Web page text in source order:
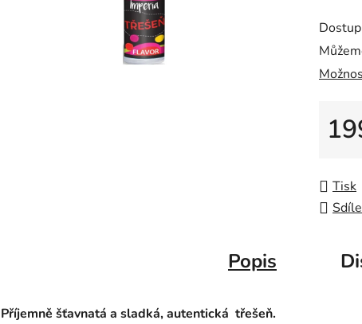
Tisk
Popis
Příjemně šťavnatá a sladká, autentická třešeň.